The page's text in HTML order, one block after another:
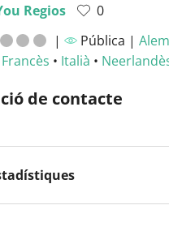
Regios
0
| Pública |
Francès • Italià •
de contacte